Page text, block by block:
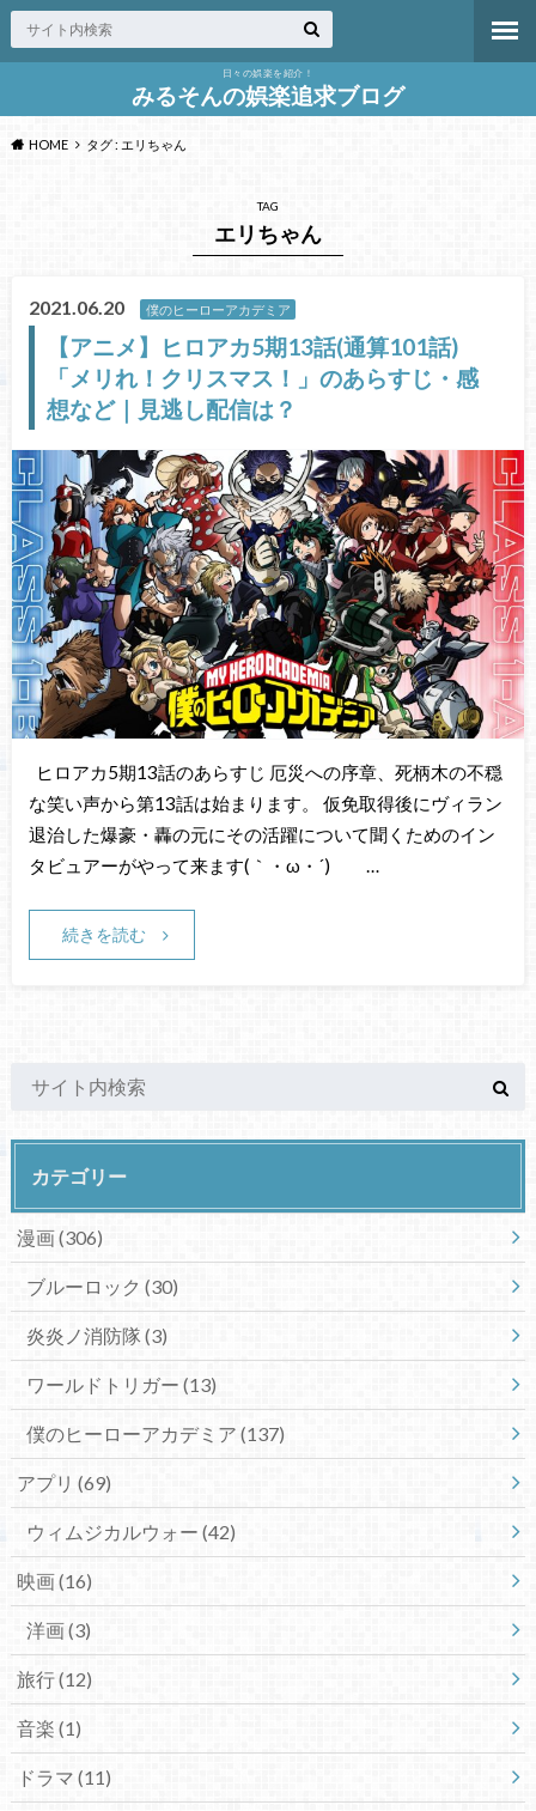
日々の娯楽を紹介！
みるそんの娯楽追求ブログ
HOME タグ : エリちゃん
TAG
エリちゃん
2021.06.20 僕のヒーローアカデミア
【アニメ】ヒロアカ5期13話(通算101話)
「メリれ！クリスマス！」のあらすじ・感
想など｜見逃し配信は？
ヒロアカ5期13話のあらすじ 厄災への序章、死柄木の不穏
な笑い声から第13話は始まります。 仮免取得後にヴィラン
退治した爆豪・轟の元にその活躍について聞くためのイン
タビュアーがやって来ます(｀・ω・´)ゞ …
続きを読む
カテゴリー
漫画(306)
ブルーロック (30)
炎炎ノ消防隊(3)
ワールドトリガー (13)
僕のヒーローアカデミア (137)
アプリ (69)
ウィムジカルウォー (42)
映画(16)
洋画(3)
旅行(12)
音楽 (1)
ドラマ (11)